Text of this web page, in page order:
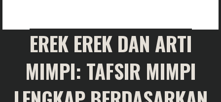
EREK EREK DAN ARTI
MIMPI: TAFSIR MIMPI